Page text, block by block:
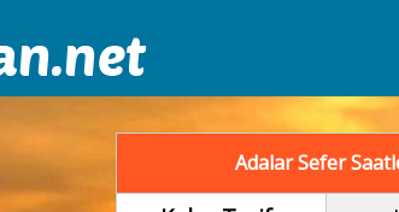
Adalar Sefer